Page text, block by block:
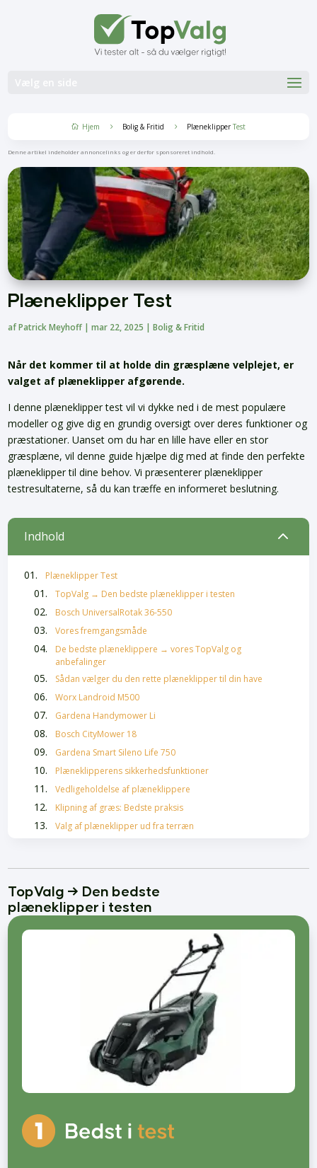
 Hjem 5 Bolig & Fritid 5 PlæneklipperTest
Denne artikel indeholder annoncelinks og er derfor sponsoreret indhold.
Plæneklipper Test
afPatrick Meyhoff |mar 22, 2025 |Bolig & Fritid
Når det kommer til at holde din græsplæne velplejet, er
valget af plæneklipper afgørende.
I denne plæneklipper test vil vi dykke ned i de mest populære
modeller og give dig en grundig oversigt over deres funktioner og
præstationer. Uanset om du har en lille have eller en stor
græsplæne, vil denne guide hjælpe dig med at finde den perfekte
plæneklipper til dine behov. Vi præsenterer plæneklipper
testresultaterne, så du kan træffe en informeret beslutning.
Indhold 2
Plæneklipper Test
TopValg → Den bedste plæneklipper i testen
Bosch UniversalRotak 36-550
Vores fremgangsmåde
De bedste plæneklippere → vores TopValg og
anbefalinger
Sådan vælger du den rette plæneklipper til din have
Worx Landroid M500
Gardena Handymower Li
Bosch CityMower 18
Gardena Smart Sileno Life 750
Plæneklipperens sikkerhedsfunktioner
Vedligeholdelse af plæneklippere
Klipning af græs: Bedste praksis
Valg af plæneklipper ud fra terræn
Excentersliber test
Dykpumpe test
TopValg → Den bedste
plæneklipper i testen